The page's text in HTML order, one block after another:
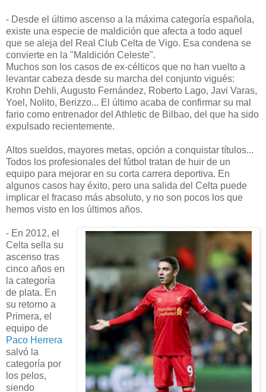
- Desde el último ascenso a la máxima categoría española,
existe una especie de maldición que afecta a todo aquel
que se aleja del Real Club Celta de Vigo. Esa condena se
convierte en la "Maldición Celeste".
Muchos son los casos de ex-célticos que no han vuelto a
levantar cabeza desde su marcha del conjunto vigués:
Krohn Dehli, Augusto Fernández, Roberto Lago, Javi Varas,
Yoel, Nolito, Berizzo... El último acaba de confirmar su mal
fario como entrenador del Athletic de Bilbao, del que ha sido
expulsado recientemente.
Altos sueldos, mayores metas, opción a conquistar títulos...
Todos los profesionales del fútbol tratan de huir de un
equipo para mejorar en su corta carrera deportiva. En
algunos casos hay éxito, pero una salida del Celta puede
implicar el fracaso más absoluto, y no son pocos los que
hemos visto en los últimos años.
- En 2012, el
Celta sella su
ascenso tras
cinco años en
la categoría
de plata. En
su retorno a
Primera, el
equipo de
Paco Herrera
salvó la
categoría por
los pelos,
siendo